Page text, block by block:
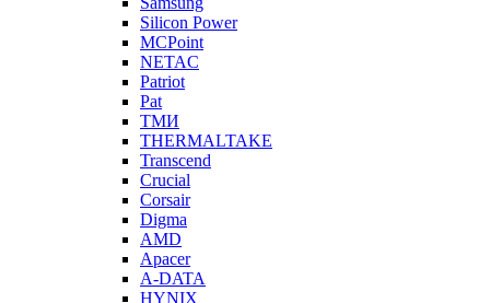
Silicon Power
MCPoint
NETAC
Patriot
Pat
ТМИ
THERMALTAKE
Transcend
Crucial
Corsair
Digma
AMD
Apacer
A-DATA
HYNIX